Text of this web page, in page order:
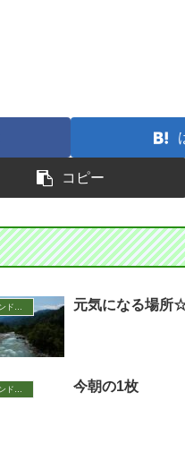
コピー
J-WETインド支部～ヨガのこころ～ 元気になる場所
今朝の1枚